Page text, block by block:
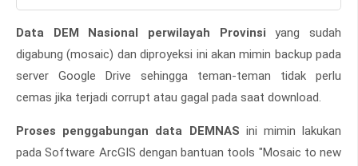
Data DEM Nasional perwilayah Provinsi yang sudah
digabung (mosaic) dan diproyeksi ini akan mimin backup pada
server Google Drive sehingga teman-teman tidak perlu
cemas jika terjadi corrupt atau gagal pada saat download.
Proses penggabungan data DEMNAS ini mimin lakukan
pada Software ArcGIS dengan bantuan tools "Mosaic to new